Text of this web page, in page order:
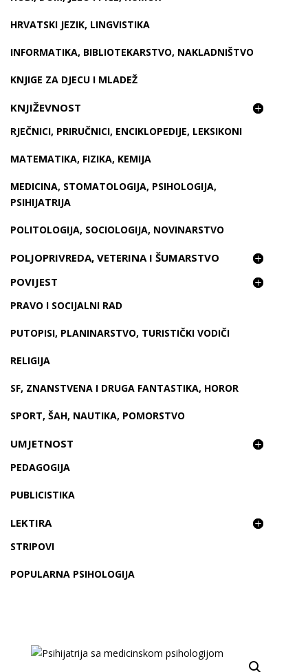
HRVATSKI JEZIK, LINGVISTIKA
INFORMATIKA, BIBLIOTEKARSTVO, NAKLADNIŠTVO
KNJIGE ZA DJECU I MLADEŽ
KNJIŽEVNOST
RJEČNICI, PRIRUČNICI, ENCIKLOPEDIJE, LEKSIKONI
MATEMATIKA, FIZIKA, KEMIJA
MEDICINA, STOMATOLOGIJA, PSIHOLOGIJA,
PSIHIJATRIJA
POLITOLOGIJA, SOCIOLOGIJA, NOVINARSTVO
POLJOPRIVREDA, VETERINA I ŠUMARSTVO
POVIJEST
PRAVO I SOCIJALNI RAD
PUTOPISI, PLANINARSTVO, TURISTIČKI VODIČI
RELIGIJA
SF, ZNANSTVENA I DRUGA FANTASTIKA, HOROR
SPORT, ŠAH, NAUTIKA, POMORSTVO
UMJETNOST
PEDAGOGIJA
PUBLICISTIKA
LEKTIRA
STRIPOVI
POPULARNA PSIHOLOGIJA